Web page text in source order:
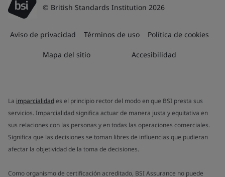
© British Standards Institution 2026
Aviso de privacidad Términos de uso Política de cookies
Mapa del sitio Accesibilidad
La imparcialidades el principio rector del modo en que BSI presta sus
servicios. Imparcialidad significa actuar de manera justa y equitativa en
sus relaciones con las personas y en todas las operaciones comerciales.
Significa que las decisiones se toman libres de influencias que pudieran
afectar la objetividad de la toma de decisiones.
Como organismo de certificación acreditado, BSI Assurance no puede